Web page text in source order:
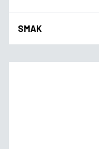
SMAK